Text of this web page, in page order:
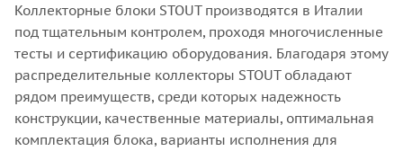
Коллекторные блоки STOUT производятся в Италии
под тщательным контролем, проходя многочисленные
тесты и сертификацию оборудования. Благодаря этому
распределительные коллекторы STOUT обладают
рядом преимуществ, среди которых надежность
конструкции, качественные материалы, оптимальная
комплектация блока, варианты исполнения для